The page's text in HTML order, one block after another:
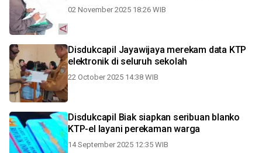
02 November 2025 18:26 WIB
Disdukcapil Jayawijaya merekam data KTP
elektronik di seluruh sekolah
22 October 2025 14:38 WIB
Disdukcapil Biak siapkan seribuan blanko
KTP-el layani perekaman warga
14 September 2025 12:35 WIB